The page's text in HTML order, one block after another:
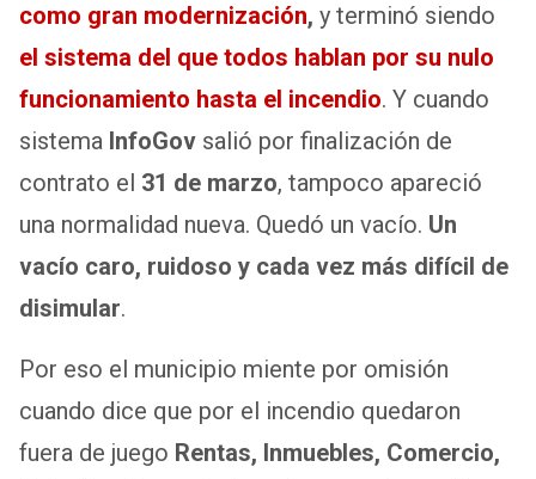
como gran modernización, y terminó siendo
el sistema del que todos hablan por su nulo
funcionamiento hasta el incendio. Y cuando
sistema InfoGov salió por finalización de
contrato el 31 de marzo, tampoco apareció
una normalidad nueva. Quedó un vacío. Un
vacío caro, ruidoso y cada vez más difícil de
disimular.
Por eso el municipio miente por omisión
cuando dice que por el incendio quedaron
fuera de juego Rentas, Inmuebles, Comercio,